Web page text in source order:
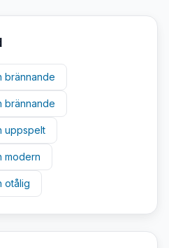
brännande
brännande
uppspelt
modern
otålig